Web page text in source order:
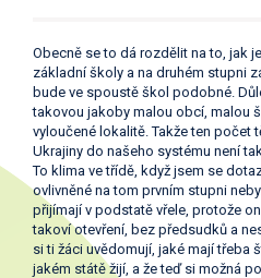
Obecně se to dá rozdělit na to, jak
základní školy a na druhém stupni
bude ve spoustě škol podobné.
takovou jakoby malou obcí, malou
vyloučené lokalitě. Takže ten počet
Ukrajiny do našeho systému není
To klima ve třídě, když jsem se
ovlivněné na tom prvním stupni
přijímají v podstatě vřele, protože
takoví otevření, bez předsudků a
si ti žáci uvědomují, jaké mají třeba
jakém státě žijí, a že teď si možná